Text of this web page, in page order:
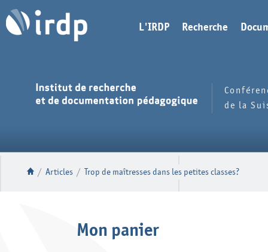
L'IRDP Recherche
de la
/ Articles / Trop de maîtresses dans les petites classes?
Mon panier